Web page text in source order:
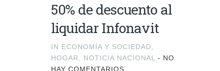
50% de descuento al
liquidar Infonavit
IN ECONOMÍA Y SOCIEDAD
HOGAR
NOTICIA NACIONAL - NO
HAY COMENTARIOS